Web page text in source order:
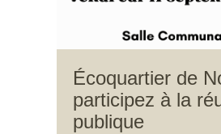
Écoquartier de
participez à la
publique